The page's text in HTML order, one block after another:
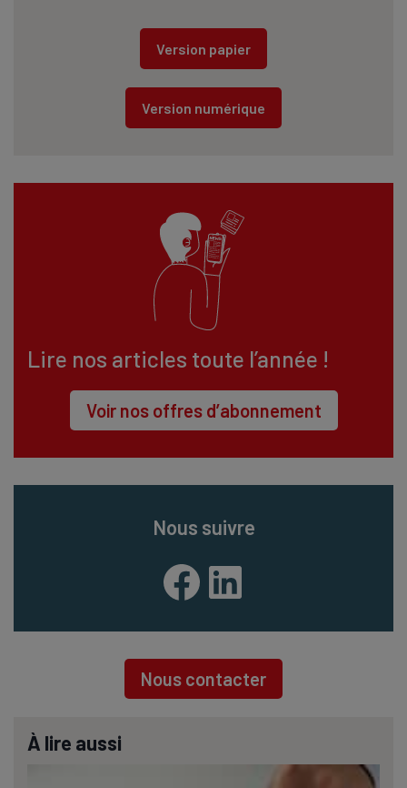
Version papier
Version numérique
Lire nos articles toute l’année !
Voir nos offres d’abonnement
Nous suivre
Facebook LinkedIn
Nous contacter
À lire aussi